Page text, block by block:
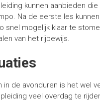
kunnen aanbieden
Na de eerste les
snel mogelijk klaar te
van het rijbewijs.
in de avonduren is het wel
veel overdag te